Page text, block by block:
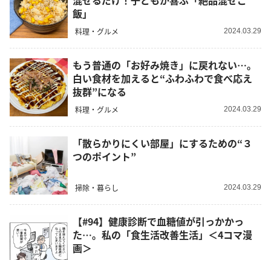
飯」
料理・グルメ 2024.03.29
もう普通の「お好み焼き」に戻れない…。
白い食材を加えると“ふわふわで食べ応え
抜群”になる
料理・グルメ 2024.03.29
「散らかりにくい部屋」にするための“３
つのポイント”
掃除・暮らし 2024.03.29
【#94】健康診断で血糖値が引っかかっ
た…。私の「食生活改善生活」＜4コマ漫
画＞